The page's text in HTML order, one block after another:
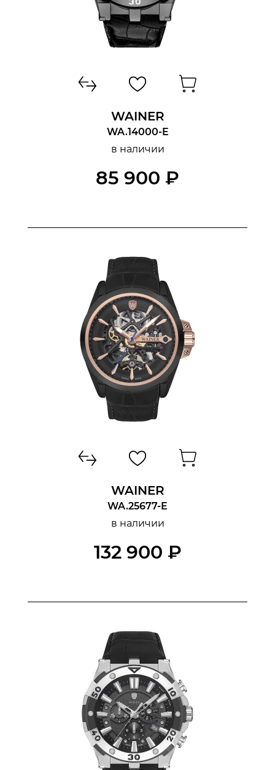
WAINER
WA.14000-E
в наличии
85 900 ₽
WAINER
WA.25677-E
в наличии
132 900 ₽